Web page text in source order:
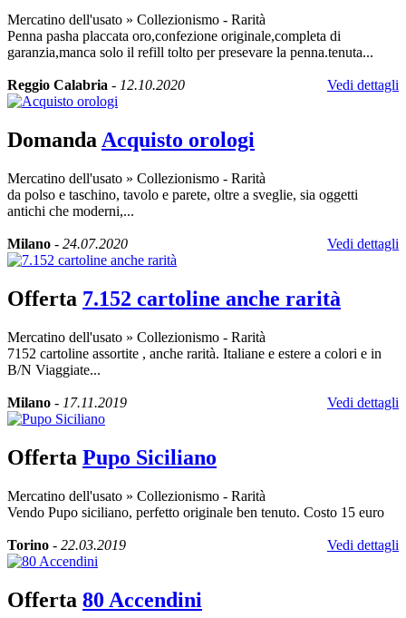
Mercatino dell'usato » Collezionismo - Rarità
Penna pasha placcata oro,confezione originale,completa di
garanzia,manca solo il refill tolto per presevare la penna.tenuta...
Reggio Calabria - 12.10.2020 Vedi dettagli
Domanda Acquisto orologi
Mercatino dell'usato » Collezionismo - Rarità
da polso e taschino, tavolo e parete, oltre a sveglie, sia oggetti
antichi che moderni,...
Milano - 24.07.2020 Vedi dettagli
Offerta 7.152 cartoline anche rarità
Mercatino dell'usato » Collezionismo - Rarità
7152 cartoline assortite , anche rarità. Italiane e estere a colori e in
B/N Viaggiate...
Milano - 17.11.2019 Vedi dettagli
Offerta Pupo Siciliano
Mercatino dell'usato » Collezionismo - Rarità
Vendo Pupo siciliano, perfetto originale ben tenuto. Costo 15 euro
Torino - 22.03.2019 Vedi dettagli
Offerta 80 Accendini